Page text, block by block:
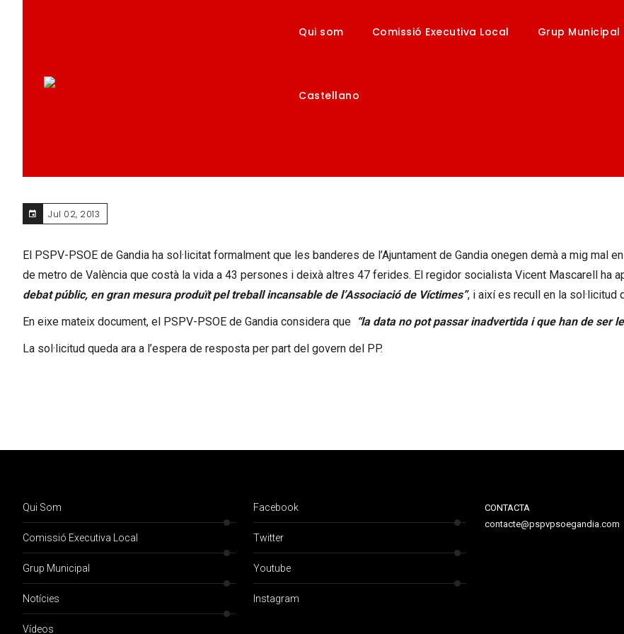
Qui som Comissió Executiva Local Grup Municipal
Castellano
DEMANEM QUE LES BANDERES DE L’AJUNTAMENT
Jul 02, 2013
El PSPV-PSOE de Gandia ha sol·licitat formalment que les banderes de l’Ajuntament de Gandia onegen demà a mig mal
de metro de València que costà la vida a 43 persones i deixà altres 47 ferides. El regidor socialista Vicent Mascarell ha
debat públic, en gran mesura produït pel treball incansable de l’Associació de Víctimes”, i així es recull en la sol·licitud
En eixe mateix document, el PSPV-PSOE de Gandia considera que “la data no pot passar inadvertida i que han de ser
La sol·licitud queda ara a l’espera de resposta per part del govern del PP.
Qui Som
Comissió Executiva Local
Grup Municipal
Notícies
Vídeos
Facebook
Twitter
Youtube
Instagram
CONTACTA
contacte@pspvpsoegandia.com